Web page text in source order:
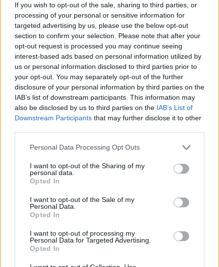
If you wish to opt-out of the sale, sharing to third parties, or
processing of your personal or sensitive information for
targeted advertising by us, please use the below opt-out
section to confirm your selection. Please note that after your
opt-out request is processed you may continue seeing
interest-based ads based on personal information utilized by
us or personal information disclosed to third parties prior to
your opt-out. You may separately opt-out of the further
disclosure of your personal information by third parties on the
IAB’s list of downstream participants. This information may
also be disclosed by us to third parties on the IAB’s List of
Downstream Participants that may further disclose it to other
Please note that this website/app uses one or more Google
not limited to your visit or usage behaviour. You may click to
grant or deny consent to Google and its third-party tags to
use your data for below specified purposes in below Google
consent section.
Personal Data Processing Opt Outs
I want to opt-out of the Sharing of my
personal data.
Opted In
I want to opt-out of the Sale of my
Personal Data.
Opted In
I want to opt-out of processing my
Personal Data for Targeted Advertising.
Opted In
Gál Ferenc Egyetem
Feltárulnak a Balaton titkai
MAGYAR ÉPÍTŐK